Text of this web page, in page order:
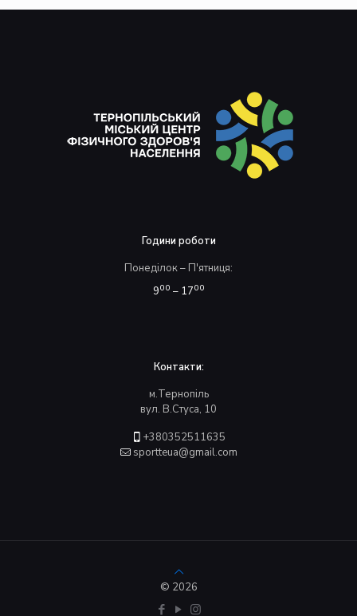
Години роботи
Понеділок – П'ятниця:
900 – 1700
Контакти:
м.Тернопіль
вул. В.Стуса, 10
+380352511635
sportteua@gmail.com
© 2026